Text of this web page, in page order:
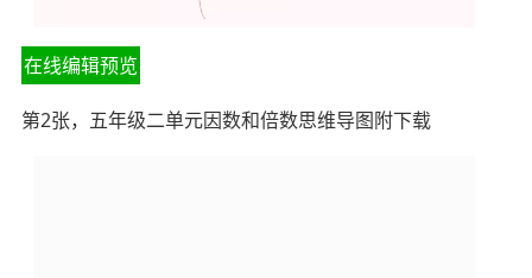
在线编辑预览
第2张，五年级二单元因数和倍数思维导图附下载